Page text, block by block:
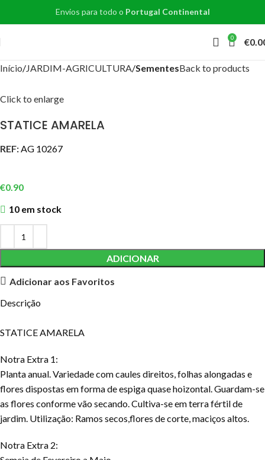
Envios para todo o Portugal Continental
0 €
Início JARDIM-AGRICULTURA SementesBack to products
Click to enlarge
STATICE AMARELA
REF:AG 10267
€0.90
10 em stock
ADICIONAR
Adicionar aos Favoritos
Descrição
STATICE AMARELA
Notra Extra 1:
Planta anual. Variedade com caules direitos, folhas alongadas e
flores dispostas em forma de espiga quase hoizontal. Guardam-se
as flores conforme vão secando. Cultiva-se em terra fértil de
jardim. Utilização: Ramos secos,flores de corte, maciços altos.
Notra Extra 2: